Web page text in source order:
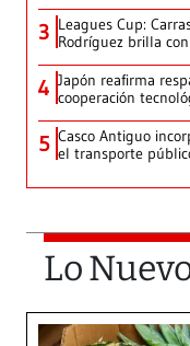
3 Leagues Cup:
Rodríguez brilla
4 Japón reafirma
cooperación
5 Casco Antiguo
el transporte
Lo